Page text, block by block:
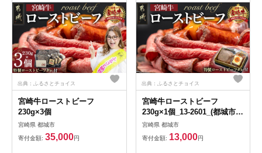
出典：ふるさとチョイス
宮崎牛ローストビーフ
230g×3個
宮崎県 都城市
寄付金額: 35,000円
出典：ふるさとチョイス
宮崎牛ローストビーフ
230g×1個_13-2601_(都城市)
ローストビーフ 特製ロースト
ビーフタレ付き モモ肉 ギフ
ト 贈答用
宮崎県 都城市
寄付金額: 13,000円